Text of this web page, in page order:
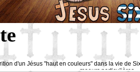
d'un Jésus "haut en couleurs" dans la vie de